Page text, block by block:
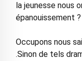
la jeunesse nous
épanouissement ?
Occupons nous
.Sinon de tels